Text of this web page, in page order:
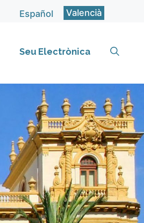
Español Valencià
Seu Electrònica